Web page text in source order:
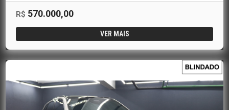
R$ 570.000,00
VER MAIS